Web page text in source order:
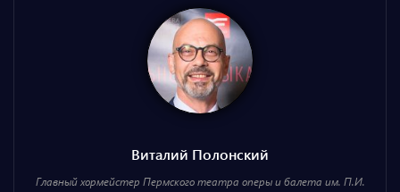
Виталий Полонский
Главный хормейстер Пермского театра оперы и балета им. П.И.